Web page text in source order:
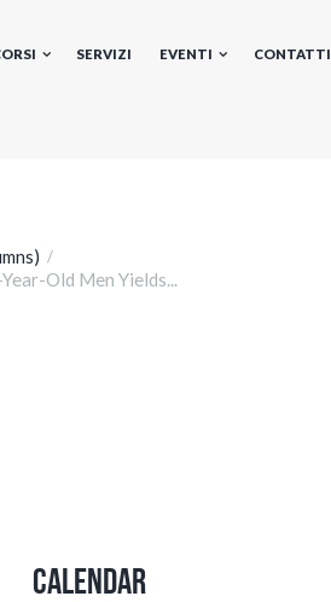
SERVIZI EVENTI CONTATTI
Old Men Yields...
Calendar